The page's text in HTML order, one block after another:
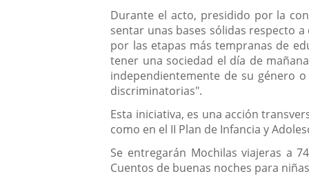
Durante el acto, presidido por la
sentar unas bases sólidas respecto
por las etapas más tempranas de
tener una sociedad el día de
independientemente de su género
discriminatorias".
Esta iniciativa, es una acción
como en el II Plan de Infancia y
Se entregarán Mochilas viajeras a
Cuentos de buenas noches para